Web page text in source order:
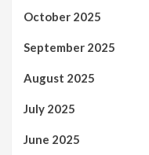
October 2025
September 2025
August 2025
July 2025
June 2025